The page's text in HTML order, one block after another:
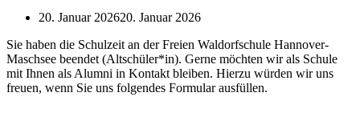
20. Januar 202620. Januar 2026
Sie haben die Schulzeit an der Freien Waldorfschule Hannover-
Maschsee beendet (Altschüler*in). Gerne möchten wir als Schule
mit Ihnen als Alumni in Kontakt bleiben. Hierzu würden wir uns
freuen, wenn Sie uns folgendes Formular ausfüllen.